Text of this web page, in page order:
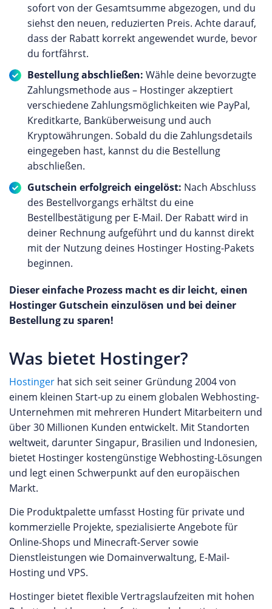
sofort von der Gesamtsumme abgezogen, und du
siehst den neuen, reduzierten Preis. Achte darauf,
dass der Rabatt korrekt angewendet wurde, bevor
du fortfährst.
Bestellung abschließen: Wähle deine bevorzugte
Zahlungsmethode aus – Hostinger akzeptiert
verschiedene Zahlungsmöglichkeiten wie PayPal,
Kreditkarte, Banküberweisung und auch
Kryptowährungen. Sobald du die Zahlungsdetails
eingegeben hast, kannst du die Bestellung
abschließen.
Gutschein erfolgreich eingelöst: Nach Abschluss
des Bestellvorgangs erhältst du eine
Bestellbestätigung per E-Mail. Der Rabatt wird in
deiner Rechnung aufgeführt und du kannst direkt
mit der Nutzung deines Hostinger Hosting-Pakets
beginnen.
Dieser einfache Prozess macht es dir leicht, einen
Hostinger Gutschein einzulösen und bei deiner
Bestellung zu sparen!
Was bietet Hostinger?
Hostinger hat sich seit seiner Gründung 2004 von
einem kleinen Start-up zu einem globalen Webhosting-
Unternehmen mit mehreren Hundert Mitarbeitern und
über 30 Millionen Kunden entwickelt. Mit Standorten
weltweit, darunter Singapur, Brasilien und Indonesien,
bietet Hostinger kostengünstige Webhosting-Lösungen
und legt einen Schwerpunkt auf den europäischen
Markt.
Die Produktpalette umfasst Hosting für private und
kommerzielle Projekte, spezialisierte Angebote für
Online-Shops und Minecraft-Server sowie
Dienstleistungen wie Domainverwaltung, E-Mail-
Hosting und VPS.
Hostinger bietet flexible Vertragslaufzeiten mit hohen